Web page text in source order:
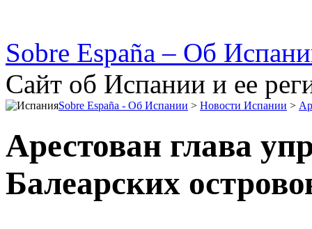
Sobre España – Об
Сайт об Испании и ее
Sobre España - Об Испании > Новости Испании >
Арестован глава
Балеарских